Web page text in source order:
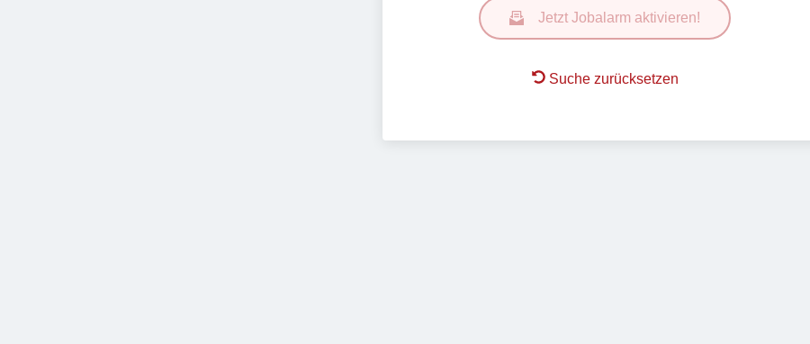
Jetzt Jobalarm aktivieren!
Suche zurücksetzen